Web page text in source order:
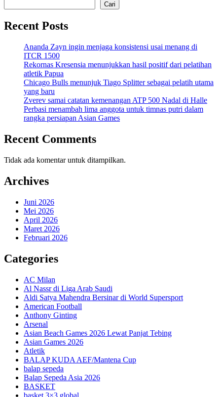
Cari
Recent Posts
Ananda Zayn ingin menjaga konsistensi usai menang di
ITCR 1500
Rekornas Kresensia menunjukkan hasil positif dari pelatihan
atletik Papua
Chicago Bulls menunjuk Tiago Splitter sebagai pelatih utama
yang baru
Zverev samai catatan kemenangan ATP 500 Nadal di Halle
Perbasi menambah lima anggota untuk timnas putri dalam
rangka persiapan Asian Games
Recent Comments
Tidak ada komentar untuk ditampilkan.
Archives
Juni 2026
Mei 2026
April 2026
Maret 2026
Februari 2026
Categories
AC Milan
Al Nassr di Liga Arab Saudi
Aldi Satya Mahendra Bersinar di World Supersport
American Football
Anthony Ginting
Arsenal
Asian Beach Games 2026 Lewat Panjat Tebing
Asian Games 2026
Atletik
BALAP KUDA AEF/Mantena Cup
balap sepeda
Balap Sepeda Asia 2026
BASKET
basket 3×3 global